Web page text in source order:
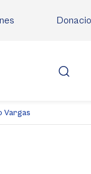
Vargas